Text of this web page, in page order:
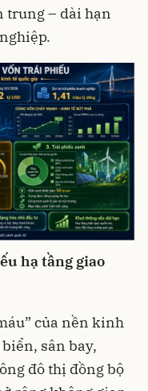
trung – dài hạn
hạ tầng giao
của nền kinh
sân bay,
đô thị đồng bộ